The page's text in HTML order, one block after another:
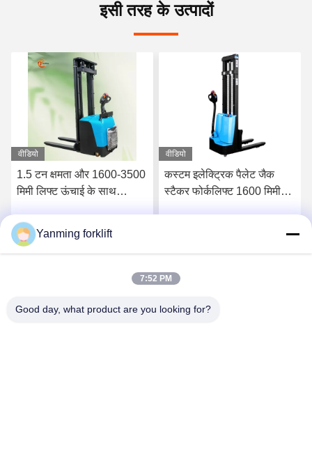
इसी तरह के उत्पादों
वीडियो
कस्टम इलेक्ट्रिक पैलेट जैक
स्टैकर फोर्कलिफ्ट 1600 मिमी
सर्वोत्तम मूल्य प्राप्त करें
वीडियो
1500 किग्रा भार क्षमता, 3500
मिमी लिफ्ट ऊंचाई वाला
Yanming forklift
7:52 PM
Good day, what product are you looking for?